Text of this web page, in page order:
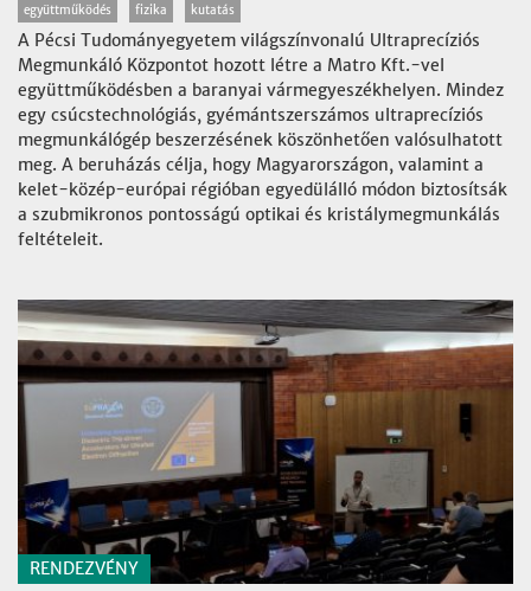
együttműködés fizika kutatás
A Pécsi Tudományegyetem világszínvonalú Ultraprecíziós
Megmunkáló Központot hozott létre a Matro Kft.-vel
együttműködésben a baranyai vármegyeszékhelyen. Mindez
egy csúcstechnológiás, gyémántszerszámos ultraprecíziós
megmunkálógép beszerzésének köszönhetően valósulhatott
meg. A beruházás célja, hogy Magyarországon, valamint a
kelet-közép-európai régióban egyedülálló módon biztosítsák
a szubmikronos pontosságú optikai és kristálymegmunkálás
feltételeit.
RENDEZVÉNY